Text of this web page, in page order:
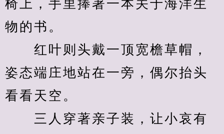
椅上，手里捧著一本关于海洋生
物的书。
红叶则头戴一顶宽檐草帽，
姿态端庄地站在一旁，偶尔抬头
看看天空。
三人穿著亲子装，让小哀有